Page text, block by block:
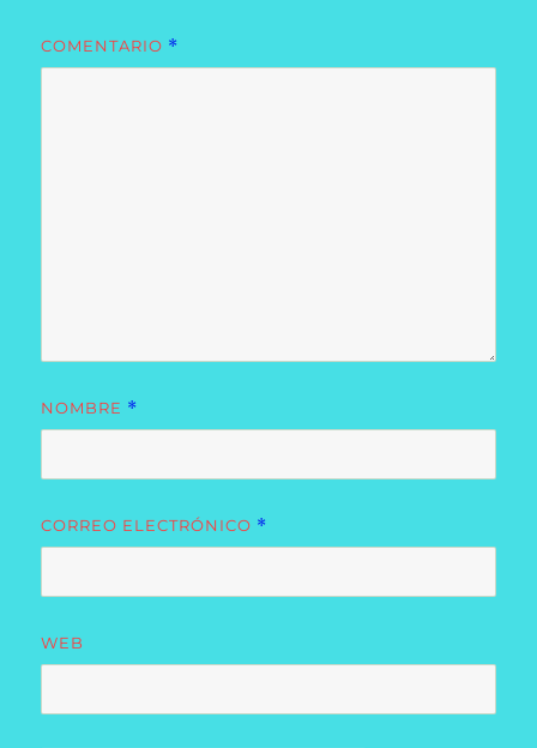
COMENTARIO *
NOMBRE *
CORREO ELECTRÓNICO *
WEB